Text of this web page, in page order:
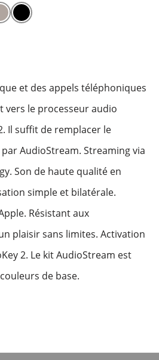
et des appels téléphoniques
vers le processeur audio
Il suffit de remplacer le
AudioStream. Streaming via
Son de haute qualité en
simple et bilatérale.
Résistant aux
plaisir sans limites. Activation
2. Le kit AudioStream est
de base.